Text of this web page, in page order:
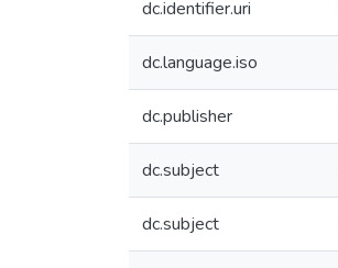
dc.identifier.uri
dc.language.iso
dc.publisher
dc.subject
dc.subject